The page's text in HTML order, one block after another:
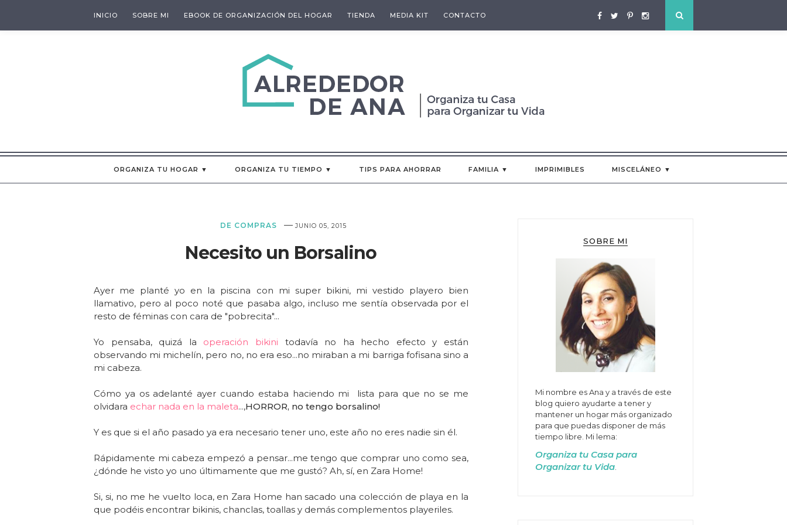
INICIO SOBRE MI EBOOK DE ORGANIZACIÓN DEL HOGAR TIENDA MEDIA KIT CONTACTO
ORGANIZA TU HOGAR ▼ ORGANIZA TU TIEMPO ▼ TIPS PARA AHORRAR FAMILIA ▼ IMPRIMIBLES MISCELÁNEO ▼
DE COMPRAS — JUNIO 05, 2015
Necesito un Borsalino
Ayer me planté yo en la piscina con mi super bikini, mi vestido playero bien
llamativo, pero al poco noté que pasaba algo, incluso me sentía observada por el
resto de féminas con cara de "pobrecita"...
Yo pensaba, quizá la operación bikini todavía no ha hecho efecto y están
observando mi michelín, pero no, no era eso...no miraban a mi barriga fofisana sino a
mi cabeza.
Cómo ya os adelanté ayer cuando estaba haciendo mi lista para que no se me
olvidara echar nada en la maleta...,HORROR, no tengo borsalino!
Y es que si el año pasado ya era necesario tener uno, este año no eres nadie sin él.
Rápidamente mi cabeza empezó a pensar...me tengo que comprar uno como sea,
¿dónde he visto yo uno últimamente que me gustó? Ah, sí, en Zara Home!
Si, si, no me he vuelto loca, en Zara Home han sacado una colección de playa en la
que podéis encontrar bikinis, chanclas, toallas y demás complementos playeriles.
SOBRE MI
Mi nombre es Ana y a través de este
blog quiero ayudarte a tener y
mantener un hogar más organizado
para que puedas disponer de más
tiempo libre. Mi lema:
Organiza tu Casa para
Organizar tu Vida